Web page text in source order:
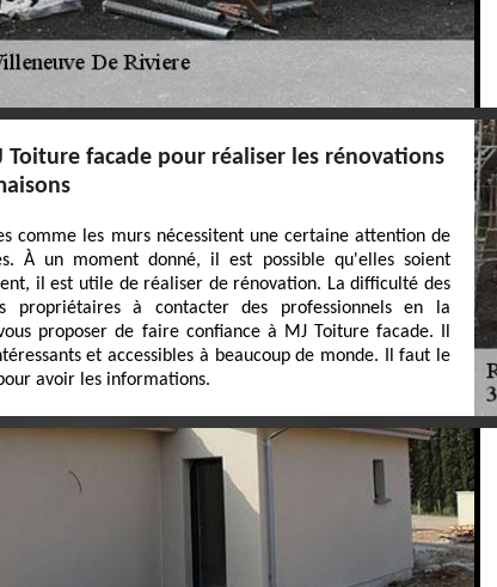
Toiture facade pour réaliser les rénovations
comme les murs nécessitent une certaine attention de
À un moment donné, il est possible qu'elles soient
il est utile de réaliser de rénovation. La difficulté des
propriétaires à contacter des professionnels en la
proposer de faire confiance à MJ Toiture facade. Il
et accessibles à beaucoup de monde. Il faut le
avoir les informations.